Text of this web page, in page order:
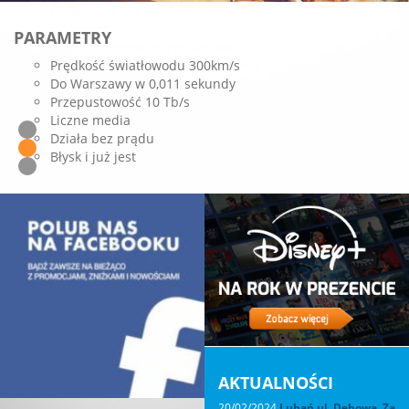
4GB Internetu
Jeden rachunek wszystkie usługi
Dołącz do Nas ze swoim numerem
Używamy nadajników ORANGE PLUS PLAY T-MOBILE
Zamów dziś
PARAMETRY
Prędkość światłowodu 300km/s
Do Warszawy w 0,011 sekundy
Przepustowość 10 Tb/s
Liczne media
Działa bez prądu
Błysk i już jest
AKTUALNOŚCI